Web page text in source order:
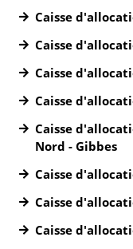
Caisse
Caisse
Caisse
Caisse
Caisse
Nord - Gibbes
Caisse
Caisse
Caisse